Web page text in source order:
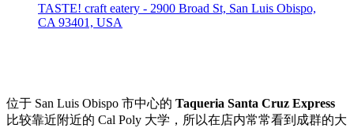
TASTE! craft eatery - 2900 Broad St, San Luis Obispo,
CA 93401, USA
位于 San Luis Obispo 市中心的 Taqueria Santa Cruz Express
比较靠近附近的 Cal Poly 大学，所以在店内常常看到成群的大